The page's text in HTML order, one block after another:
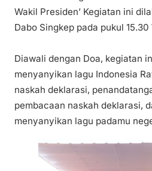
Wakil Presiden’ Kegiatan ini
Dabo Singkep pada pukul 15.30
Diawali dengan Doa, kegiatan
menyanyikan lagu Indonesia
naskah deklarasi,
pembacaan naskah deklarasi,
menyanyikan lagu padamu